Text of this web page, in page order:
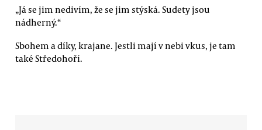
„Já se jim nedivím, že se jim stýská. Sudety jsou
nádherný.“
Sbohem a díky, krajane. Jestli mají v nebi vkus, je tam
také Středohoří.